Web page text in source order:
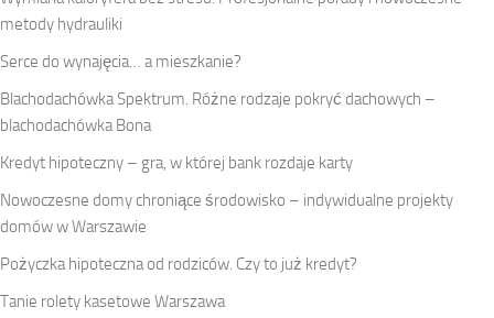
metody hydrauliki
Serce do wynajęcia… a mieszkanie?
Blachodachówka Spektrum. Różne rodzaje pokryć dachowych –
blachodachówka Bona
Kredyt hipoteczny – gra, w której bank rozdaje karty
Nowoczesne domy chroniące środowisko – indywidualne projekty
domów w Warszawie
Pożyczka hipoteczna od rodziców. Czy to już kredyt?
Tanie rolety kasetowe Warszawa